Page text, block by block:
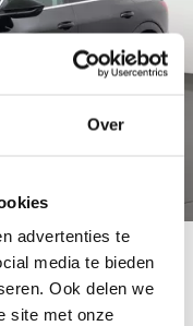
Over
advertenties te
media te bieden
Ook delen we
site met onze